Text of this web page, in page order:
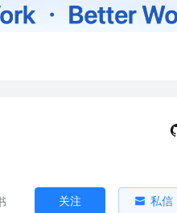
关注 私信